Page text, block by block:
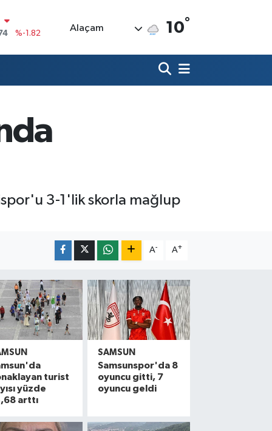
%0.19
%0
Alaçam 10°
3-1'lik skorla mağlup
A- A+
turist
yüzde
arttı
SAMSUN
Samsunspor'da 8
oyuncu gitti, 7
oyuncu geldi